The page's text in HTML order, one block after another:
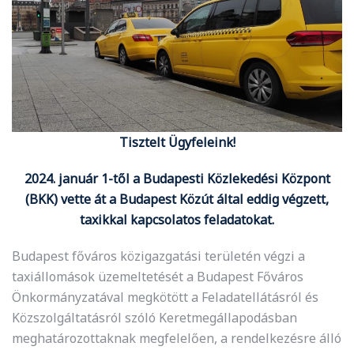
Tisztelt Ügyfeleink!
2024. január 1-től a Budapesti Közlekedési Központ
(BKK) vette át a Budapest Közút által eddig végzett,
taxikkal kapcsolatos feladatokat.
Budapest főváros közigazgatási területén végzi a
taxiállomások üzemeltetését a Budapest Főváros
Önkormányzatával megkötött a Feladatellátásról és
Közszolgáltatásról szóló Keretmegállapodásban
meghatározottaknak megfelelően, a rendelkezésre álló